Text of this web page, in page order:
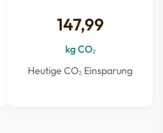
147,99
kg CO₂
Heutige CO₂ Einsparung